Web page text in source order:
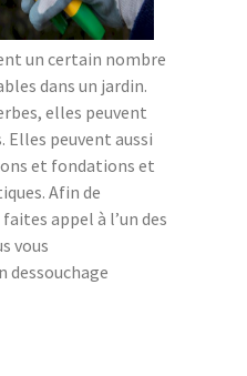
un certain nombre
dans un jardin.
elles peuvent
Elles peuvent aussi
et fondations et
Afin de
appel à l’un des
vous
dessouchage